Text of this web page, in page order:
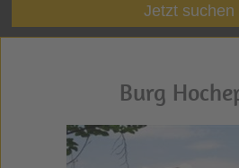
Jetzt suchen
Burg